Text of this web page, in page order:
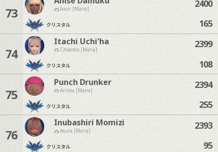
73 Ixion [Mana]
クリスタル
2400
165
74
Itachi Uchi'ha
Chocobo [Mana]
クリスタル
2399
108
75
Punch Drunker
Anima [Mana]
クリスタル
2394
255
76
Inubashiri Momizi
Asura [Mana]
クリスタル
2393
95